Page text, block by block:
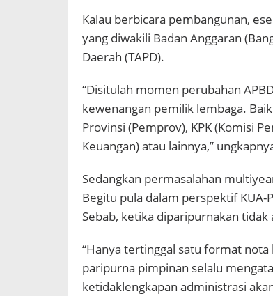
Kalau berbicara pembangunan,
yang diwakili Badan Anggaran
Daerah (TAPD).
“Disitulah momen perubahan
kewenangan pemilik lembaga. Baik
Provinsi (Pemprov), KPK (Komisi
Keuangan) atau lainnya,”
Sedangkan permasalahan
Begitu pula dalam perspektif
Sebab, ketika diparipurnakan
“Hanya tertinggal satu format
paripurna pimpinan selalu
ketidaklengkapan administrasi